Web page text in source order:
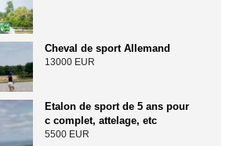
Cheval de sport Allemand
13000 EUR
Etalon de sport de 5 ans pour
c complet, attelage, etc
5500 EUR